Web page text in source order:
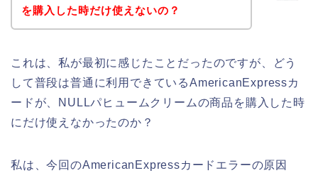
を購入した時だけ使えないの？
これは、私が最初に感じたことだったのですが、どう
して普段は普通に利用できているAmericanExpressカ
ードが、NULLパヒュームクリームの商品を購入した時
にだけ使えなかったのか？
私は、今回のAmericanExpressカードエラーの原因